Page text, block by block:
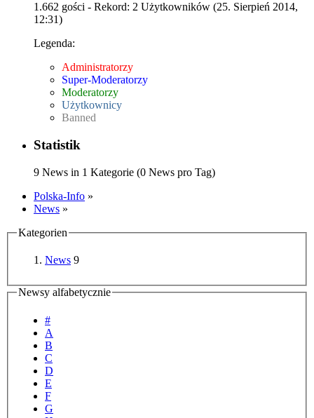
1.662 gości - Rekord: 2 Użytkowników (25. Sierpień 2014,
12:31)
Legenda:
Administratorzy
Super-Moderatorzy
Moderatorzy
Użytkownicy
Banned
Statistik
9 News in 1 Kategorie (0 News pro Tag)
Polska-Info »
News »
Kategorien
News 9
Newsy alfabetycznie
#
A
B
C
D
E
F
G